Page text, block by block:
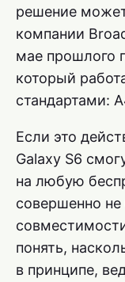
решение
компании
мае прошлого
который
стандартами:
Если это
Galaxy S6
на любую
совершенно не
понять,
в принципе,